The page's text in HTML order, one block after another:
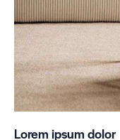
Lorem ipsum dolor